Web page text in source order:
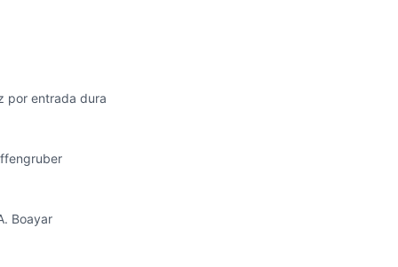
por entrada dura
Boayar